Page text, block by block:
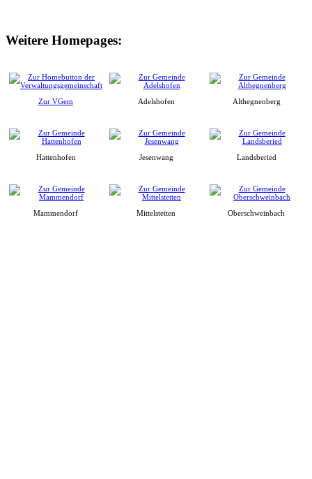
Weitere Homepages:
Zur VGem Adelshofen Althegnenberg
Hattenhofen Jesenwang Landsberied
Mammendorf Mittelstetten Oberschweinbach